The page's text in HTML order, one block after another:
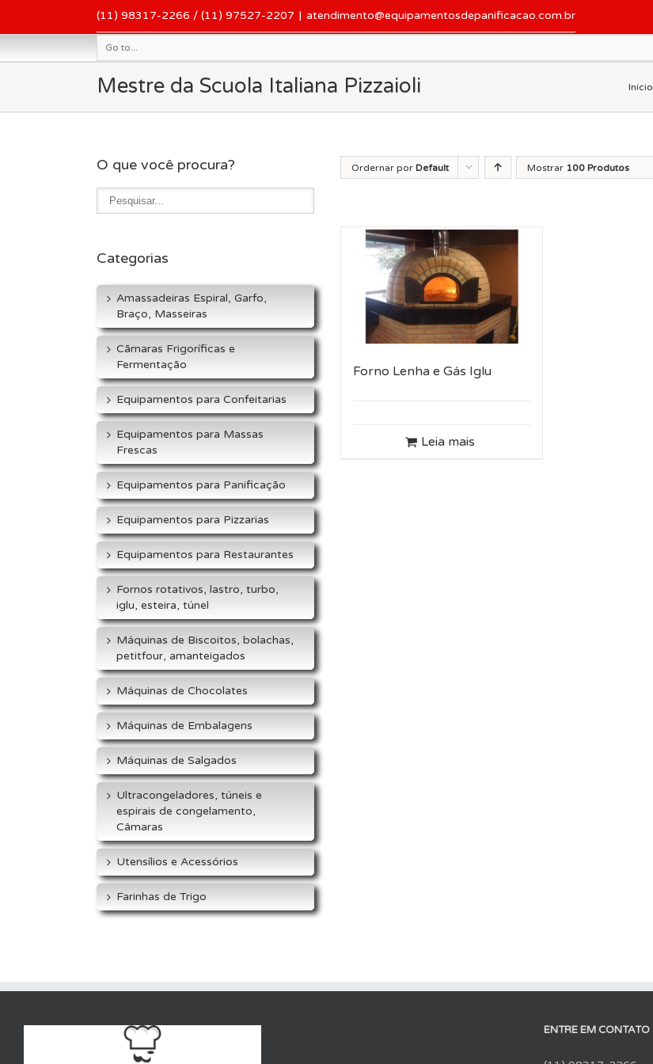
(11) 98317-2266 / (11) 97527-2207 | atendimento@equipamentosdepanificacao.com.br
Go to...
Mestre da Scuola Italiana Pizzaioli Início
Ordernar por Default Mostrar 100 Produtos
Forno Lenha e Gás Iglu
Leia mais
O que você procura?
Categorias
Amassadeiras Espiral, Garfo,
Braço, Masseiras
Cãmaras Frigoríficas e
Fermentação
Equipamentos para Confeitarias
Equipamentos para Massas
Frescas
Equipamentos para Panificação
Equipamentos para Pizzarias
Equipamentos para Restaurantes
Fornos rotativos, lastro, turbo,
iglu, esteira, túnel
Máquinas de Biscoitos, bolachas,
petitfour, amanteigados
Máquinas de Chocolates
Máquinas de Embalagens
Máquinas de Salgados
Ultracongeladores, túneis e
espirais de congelamento,
Câmaras
Utensílios e Acessórios
Farinhas de Trigo
ENTRE EM CONTATO